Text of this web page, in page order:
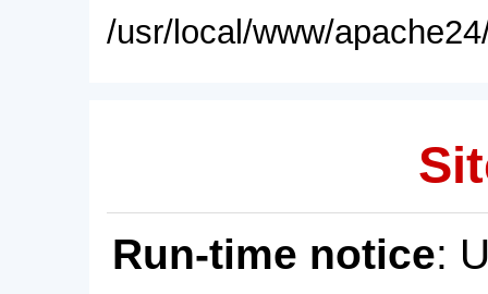
/usr/local/www/
Run-time notice: